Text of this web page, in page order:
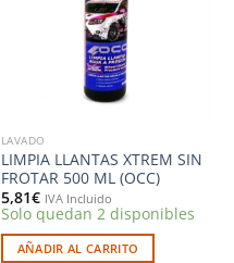
LAVADO
LIMPIA LLANTAS XTREM SIN
FROTAR 500 ML (OCC)
5,81€ IVA Incluido
Solo quedan 2 disponibles
AÑADIR AL CARRITO